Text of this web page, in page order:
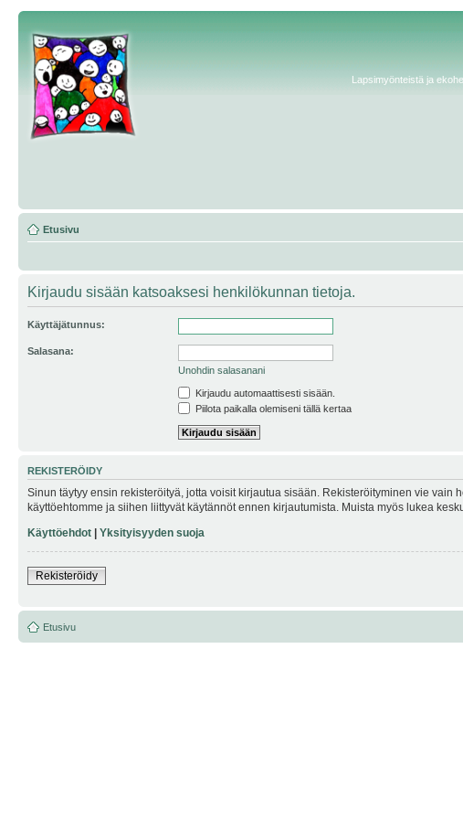
Lapsimyönteistä ja
Etusivu
Kirjaudu sisään katsoaksesi henkilökunnan tietoja.
Käyttäjätunnus:
Salasana:
Unohdin salasanani
Kirjaudu automaattisesti sisään.
Piilota paikalla olemiseni tällä kertaa
REKISTERÖIDY
Sinun täytyy ensin rekisteröityä, jotta voisit kirjautua sisään. Rekisteröityminen vie
käyttöehtomme ja siihen liittyvät käytännöt ennen kirjautumista. Muista myös lukea
Käyttöehdot | Yksityisyyden suoja
Rekisteröidy
Etusivu